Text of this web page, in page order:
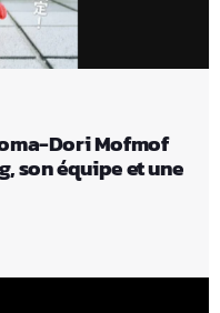
Dori Mofmof
son équipe et une